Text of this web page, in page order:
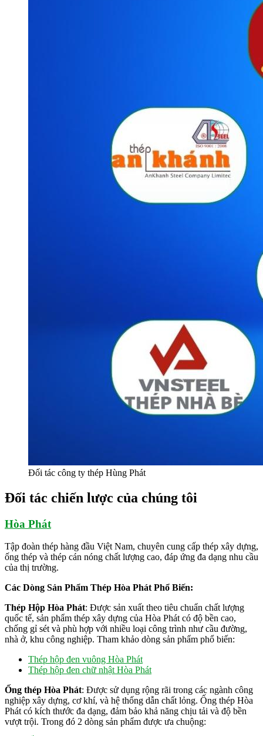
Đối tác công ty thép Hùng Phát
Đối tác chiến lược của chúng tôi
Hòa Phát
Tập đoàn thép hàng đầu Việt Nam, chuyên cung cấp thép xây dựng,
ống thép và thép cán nóng chất lượng cao, đáp ứng đa dạng nhu cầu
của thị trường.
Các Dòng Sản Phẩm Thép Hòa Phát Phổ Biến:
Thép Hộp Hòa Phát: Được sản xuất theo tiêu chuẩn chất lượng
quốc tế, sản phẩm thép xây dựng của Hòa Phát có độ bền cao,
chống gỉ sét và phù hợp với nhiều loại công trình như cầu đường,
nhà ở, khu công nghiệp. Tham khảo dòng sản phẩm phổ biến:
Thép hộp đen vuông Hòa Phát
Thép hộp đen chữ nhật Hòa Phát
Ống thép Hòa Phát: Được sử dụng rộng rãi trong các ngành công
nghiệp xây dựng, cơ khí, và hệ thống dẫn chất lỏng. Ống thép Hòa
Phát có kích thước đa dạng, đảm bảo khả năng chịu tải và độ bền
vượt trội. Trong đó 2 dòng sản phẩm được ưa chuộng: